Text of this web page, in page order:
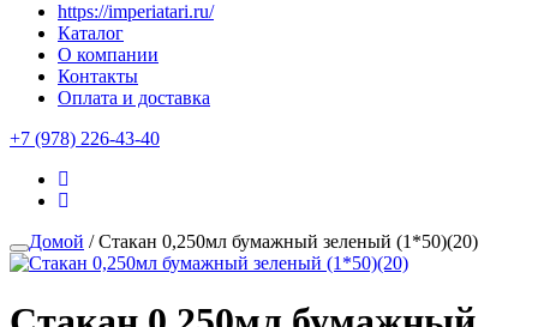
https://imperiatari.ru/
Каталог
О компании
Контакты
Оплата и доставка
+7 (978) 226-43-40
Домой / Стакан 0,250мл бумажный зеленый (1*50)(20)